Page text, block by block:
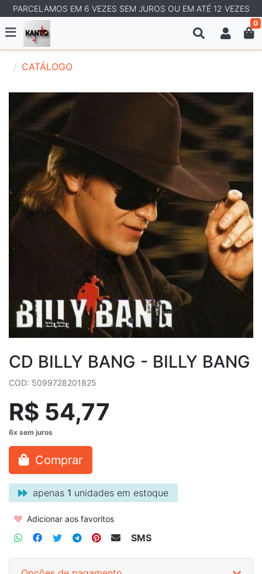
PARCELAMOS EM 6 VEZES SEM JUROS OU EM ATÉ 12 VEZES
0
CATÁLOGO
CD BILLY BANG - BILLY BANG
COD: 5099728201825
R$ 54,77
Comprar
apenas 1 unidades em estoque
Adicionar aos favoritos
SMS